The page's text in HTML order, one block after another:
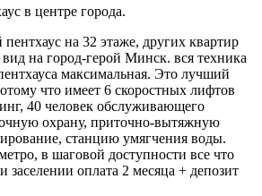
в центре города.
на 32 этаже, других квартир
на город-герой Минск. вся техника
максимальная. Это лучший
что имеет 6 скоростных лифтов
40 человек обслуживающего
охрану, приточно-вытяжную
станцию умягчения воды.
в шаговой доступности все что
оплата 2 месяца + депозит